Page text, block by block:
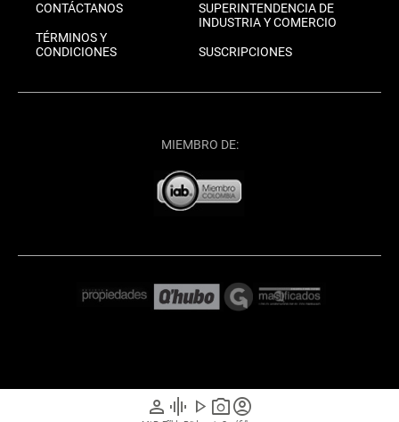
person graphic_eq play_arrow photo_cameraaccount_circle
CONTÁCTANOS
TÉRMINOS Y
CONDICIONES
SUPERINTENDENCIA DE
INDUSTRIA Y COMERCIO
SUSCRIPCIONES
MIEMBRO DE: